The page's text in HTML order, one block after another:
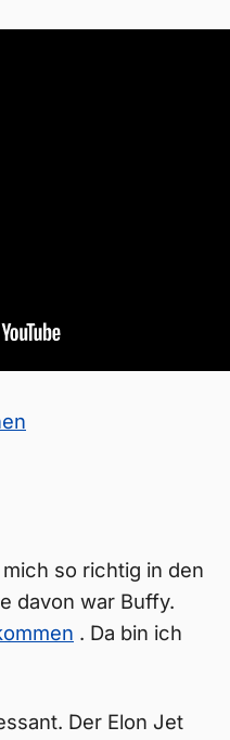
so richtig in den
davon war Buffy.
. Da bin ich
Der Elon Jet